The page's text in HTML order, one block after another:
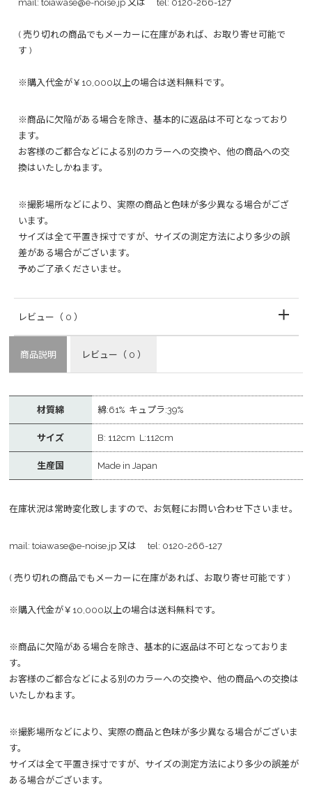
mail: toiawase@e-noise.jp 又は tel: 0120-266-127
( 売り切れの商品でもメーカーに在庫があれば、お取り寄せ可能で
す )
※購入代金が￥10,000以上の場合は送料無料です。
※商品に欠陥がある場合を除き、基本的に返品は不可となっており
ます。
お客様のご都合などによる別のカラーへの交換や、他の商品への交
換はいたしかねます。
※撮影場所などにより、実際の商品と色味が多少異なる場合がござ
います。
サイズは全て平置き採寸ですが、サイズの測定方法により多少の誤
差がある場合がございます。
予めご了承くださいませ。
レビュー （ 0 ）
商品説明 レビュー （ 0 ）
材質綿 綿:61% キュプラ:39%
サイズ B: 112cm L:112cm
生産国 Made in Japan
在庫状況は常時変化致しますので、お気軽にお問い合わせ下さいませ。
mail: toiawase@e-noise.jp 又は tel: 0120-266-127
( 売り切れの商品でもメーカーに在庫があれば、お取り寄せ可能です )
※購入代金が￥10,000以上の場合は送料無料です。
※商品に欠陥がある場合を除き、基本的に返品は不可となっておりま
す。
お客様のご都合などによる別のカラーへの交換や、他の商品への交換は
いたしかねます。
※撮影場所などにより、実際の商品と色味が多少異なる場合がございま
す。
サイズは全て平置き採寸ですが、サイズの測定方法により多少の誤差が
ある場合がございます。